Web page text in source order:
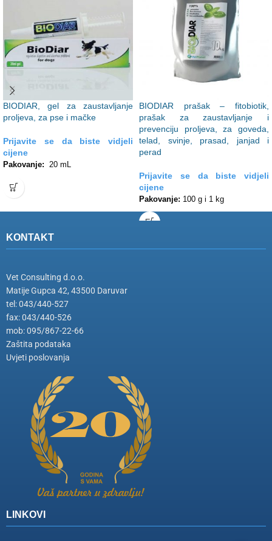
BIODIAR, gel za zaustavljanje
proljeva, za pse i mačke
Prijavite se da biste vidjeli
cijene
Pakovanje: 20 mL
BIODIAR prašak – fitobiotik,
prašak za zaustavljanje i
prevenciju proljeva, za goveda,
telad, svinje, prasad, janjad i
perad
Prijavite se da biste vidjeli
cijene
Pakovanje: 100 g i 1 kg
KONTAKT
Vet Consulting d.o.o.
Matije Gupca 42, 43500 Daruvar
tel: 043/440-527
fax: 043/440-526
mob: 095/867-22-66
Zaštita podataka
Uvjeti poslovanja
LINKOVI